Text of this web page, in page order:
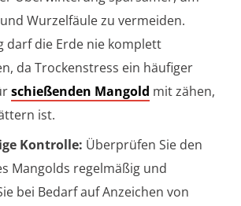
Wurzelfäule zu vermeiden.
darf die Erde nie komplett
da Trockenstress ein häufiger
schießenden Mangold mit zähen,
ist.
Kontrolle: Überprüfen Sie den
Mangolds regelmäßig und
bei Bedarf auf Anzeichen von